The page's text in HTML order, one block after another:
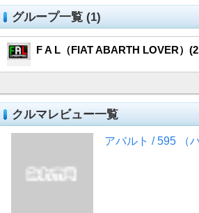
グループ一覧 (1)
F A L（FIAT ABARTH LOVER）
クルマレビュー一覧
アバルト / 595 （